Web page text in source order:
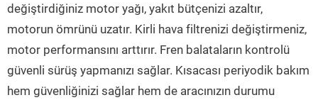
değiştirdiğiniz motor yağı, yakıt bütçenizi azaltır,
motorun ömrünü uzatır. Kirli hava filtrenizi değiştirmeniz,
motor performansını arttırır. Fren balataların kontrolü
güvenli sürüş yapmanızı sağlar. Kısacası periyodik bakım
hem güvenliğinizi sağlar hem de aracınızın durumu